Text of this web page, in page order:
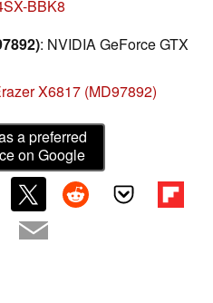
BBK8
: NVIDIA GeForce GTX
X6817 (MD97892)
a preferred
on Google